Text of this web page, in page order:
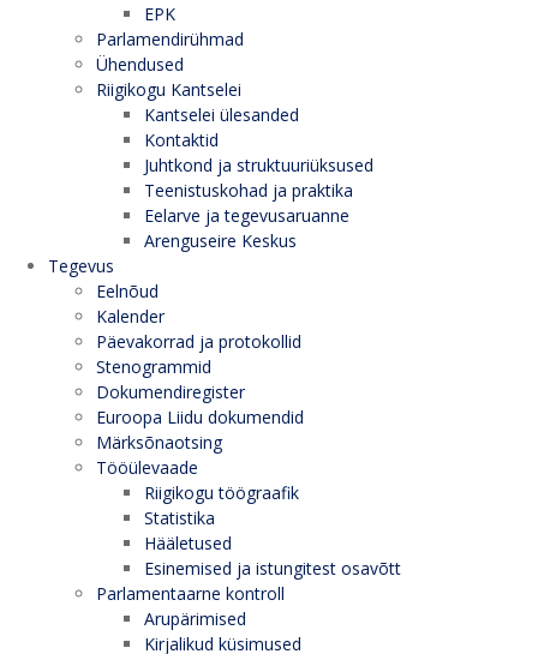
EPK
Parlamendirühmad
Ühendused
Riigikogu Kantselei
Kantselei ülesanded
Kontaktid
Juhtkond ja struktuuriüksused
Teenistuskohad ja praktika
Eelarve ja tegevusaruanne
Arenguseire Keskus
Tegevus
Eelnõud
Kalender
Päevakorrad ja protokollid
Stenogrammid
Dokumendiregister
Euroopa Liidu dokumendid
Märksõnaotsing
Tööülevaade
Riigikogu töögraafik
Statistika
Hääletused
Esinemised ja istungitest osavõtt
Parlamentaarne kontroll
Arupärimised
Kirjalikud küsimused